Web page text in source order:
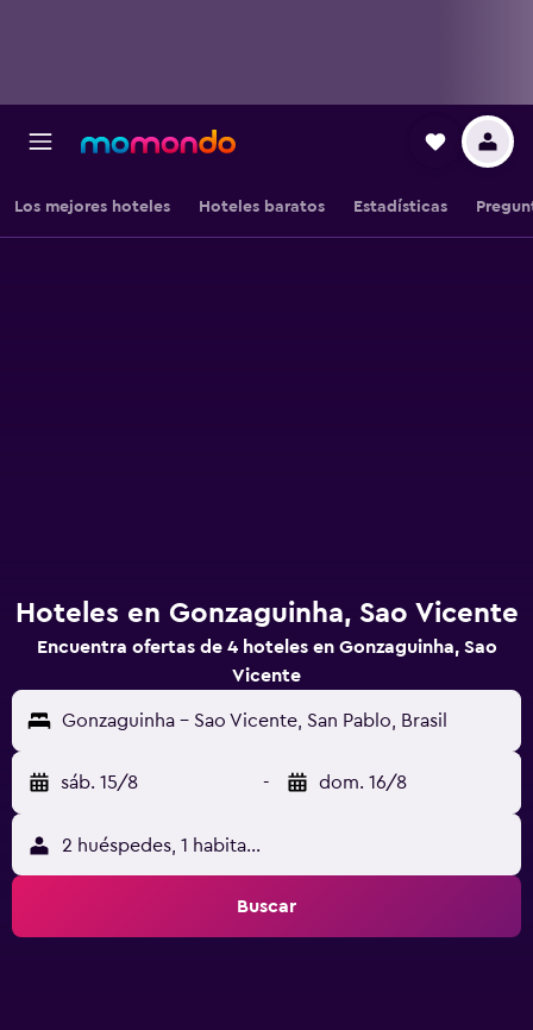
Los mejores hoteles Hoteles baratos Estadísticas
Hoteles en Gonzaguinha, Sao Vicente
Encuentra ofertas de 4 hoteles en Gonzaguinha, Sao
Vicente
Gonzaguinha - Sao Vicente, San Pablo, Brasil
sáb. 15/8 - dom. 16/8
2 huéspedes, 1 habitación
Buscar